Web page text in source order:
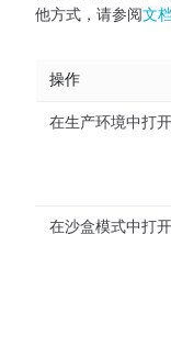
他方式，请参阅 文档
操作
在生产环境中打开
在沙盒模式中打开